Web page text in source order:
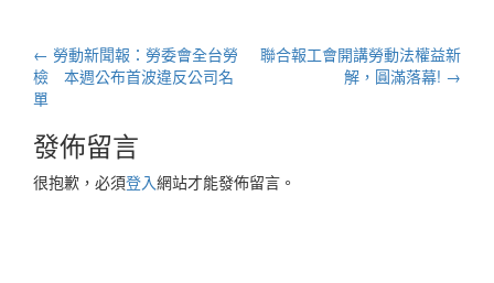
文
章
導
航
列
← 勞動新聞報：勞委會全台勞
檢 本週公布首波違反公司名
單
聯合報工會開講勞動法權益新
解，圓滿落幕! →
發佈留言
很抱歉，必須登入網站才能發佈留言。